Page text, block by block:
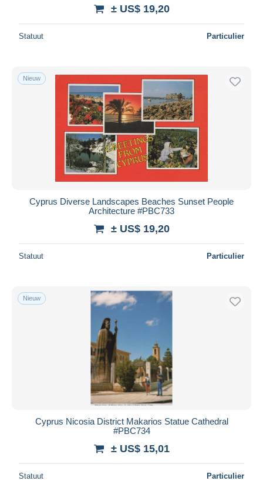
± US$ 19,20
Statuut Particulier
Nieuw
Cyprus Diverse Landscapes Beaches Sunset People
Architecture #PBC733
± US$ 19,20
Statuut Particulier
Nieuw
Cyprus Nicosia District Makarios Statue Cathedral
#PBC734
± US$ 15,01
Statuut Particulier